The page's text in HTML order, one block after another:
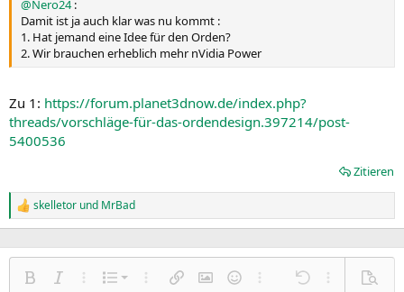
@Nero24:
Damit ist ja auch klar was nu kommt :
1. Hat jemand eine Idee für den Orden?
2. Wir brauchen erheblich mehr nVidia Power
Zu 1: https://forum.planet3dnow.de/index.php?
threads/vorschläge-für-das-ordendesign.397214/post-
5400536
Zitieren
R
e
k
skelletor und MrBad
Fett KursivWeitere Einstellungen…
Liste
Nummerierte Liste
Weitere Einstellungen…
Link einfügen
Bild einfügen
SmileysWeitere Einstellungen…
Rückgängig
Weitere